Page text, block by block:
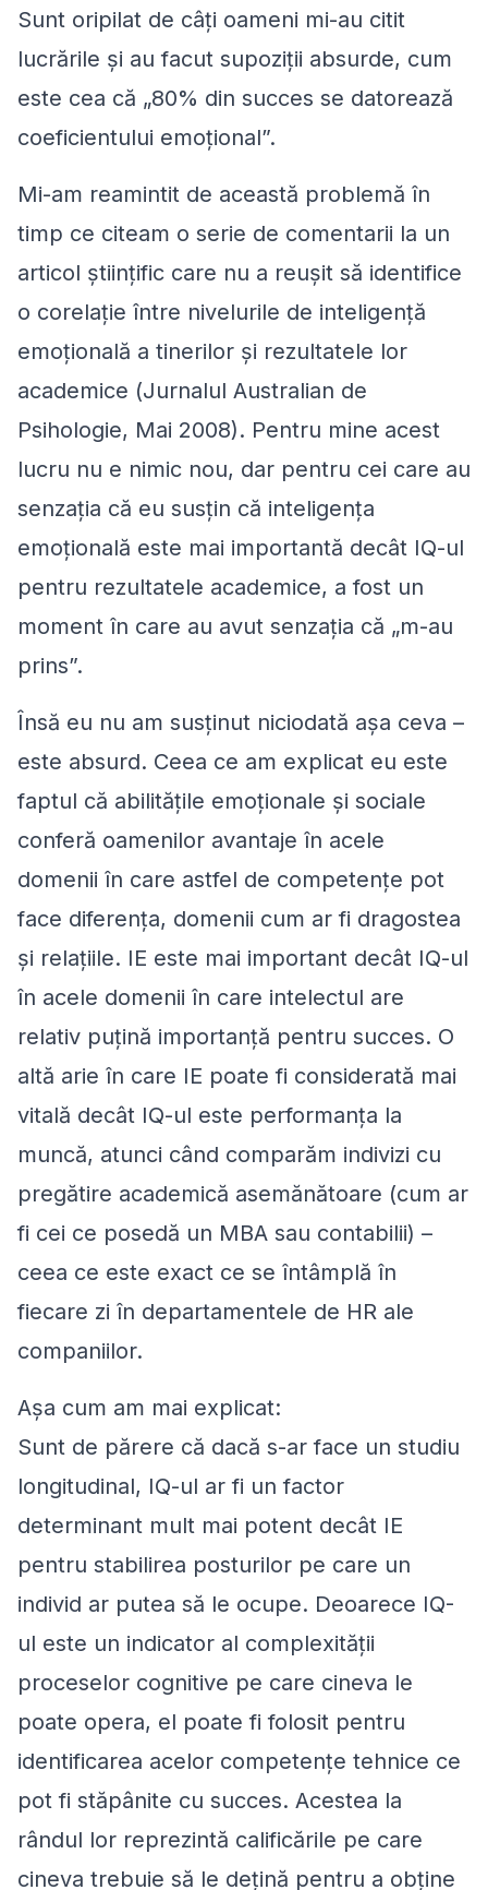
Sunt oripilat de câți oameni mi-au citit
lucrările și au facut supoziții absurde, cum
este cea că „80% din succes se datorează
coeficientului emoțional”.
Mi-am reamintit de această problemă în
timp ce citeam o serie de comentarii la un
articol științific care nu a reușit să identifice
o corelație între nivelurile de inteligență
emoțională a tinerilor și rezultatele lor
academice (Jurnalul Australian de
Psihologie, Mai 2008). Pentru mine acest
lucru nu e nimic nou, dar pentru cei care au
senzația că eu susțin că inteligența
emoțională este mai importantă decât IQ-ul
pentru rezultatele academice, a fost un
moment în care au avut senzația că „m-au
prins”.
Însă eu nu am susținut niciodată așa ceva –
este absurd. Ceea ce am explicat eu este
faptul că abilitățile emoționale și sociale
conferă oamenilor avantaje în acele
domenii în care astfel de competențe pot
face diferența, domenii cum ar fi dragostea
și relațiile. IE este mai important decât IQ-ul
în acele domenii în care intelectul are
relativ puțină importanță pentru succes. O
altă arie în care IE poate fi considerată mai
vitală decât IQ-ul este performanța la
muncă, atunci când comparăm indivizi cu
pregătire academică asemănătoare (cum ar
fi cei ce posedă un MBA sau contabilii) –
ceea ce este exact ce se întâmplă în
fiecare zi în departamentele de HR ale
companiilor.
Așa cum am mai explicat:
Sunt de părere că dacă s-ar face un studiu
longitudinal, IQ-ul ar fi un factor
determinant mult mai potent decât IE
pentru stabilirea posturilor pe care un
individ ar putea să le ocupe. Deoarece IQ-
ul este un indicator al complexității
proceselor cognitive pe care cineva le
poate opera, el poate fi folosit pentru
identificarea acelor competențe tehnice ce
pot fi stăpânite cu succes. Acestea la
rândul lor reprezintă calificările pe care
cineva trebuie să le dețină pentru a obține